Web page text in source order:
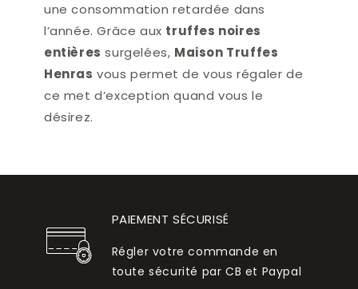
une consommation retardée dans
l’année. Grâce aux truffes noires
entières surgelées, Maison Truffes
Henras vous permet de vousrégaler de
ce met d’exception quand vous le
désirez.
PAIEMENT SÉCURISÉ
Régler votre commande en
toute sécurité par CB et Paypal